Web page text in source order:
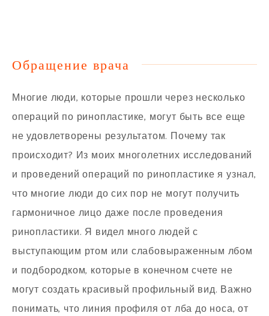
Обращение врача
Многие люди, которые прошли через несколько
операций по ринопластике, могут быть все еще
не удовлетворены результатом. Почему так
происходит? Из моих многолетних исследований
и проведений операций по ринопластике я узнал,
что многие люди до сих пор не могут получить
гармоничное лицо даже после проведения
ринопластики. Я видел много людей с
выступающим ртом или слабовыраженным лбом
и подбородком, которые в конечном счете не
могут создать красивый профильный вид. Важно
понимать, что линия профиля от лба до носа, от